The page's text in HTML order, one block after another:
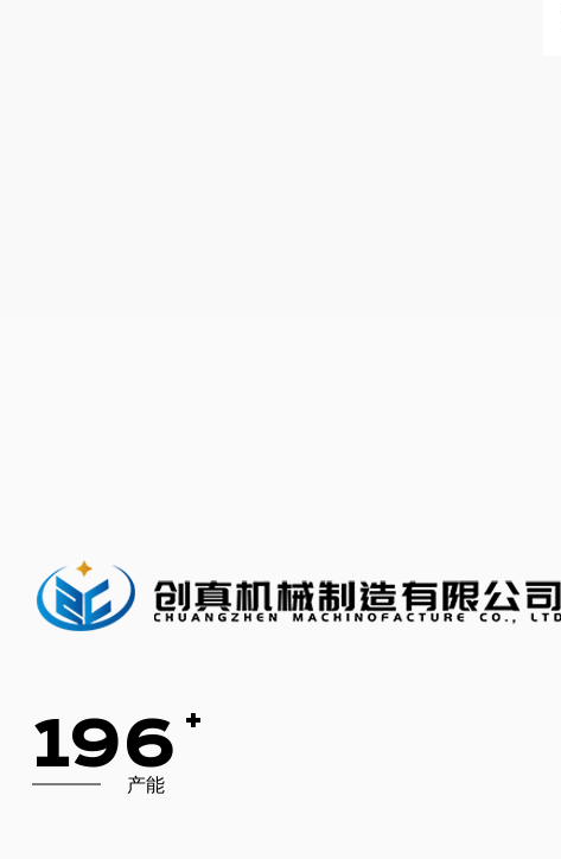
200 +
产能